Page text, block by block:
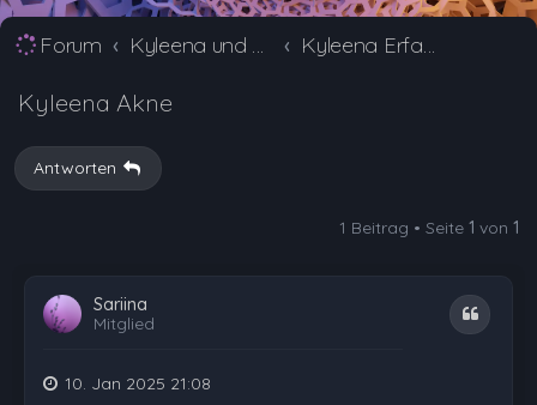
Forum Kyleena und Jaydess Erfahrungsberichte und Nebenwirkungen Kyleena Erfahrungsberichte und Nebenwirkungen
Kyleena Akne
Antworten
1 Beitrag • Seite 1 von 1
Sariina
Mitglied
Zitat
10. Jan 2025 21:08